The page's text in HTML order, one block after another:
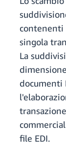
contenenti
singola
La
documenti
file EDI.